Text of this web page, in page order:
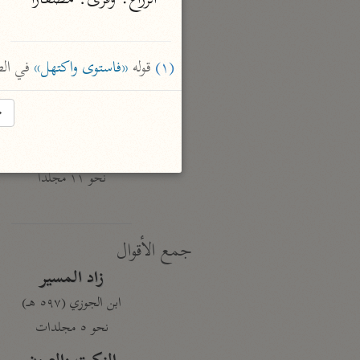
نحو ١٩ مجلدًا
القرطبي (٦٧١ هـ)
نحو ٢٤ مجلدًا
نحو ١١ مجلدًا
جمع الأقوال
زاد المسير
ابن الجوزي (٥٩٧ هـ)
نحو ٥ مجلدات
(١) قوله «فاستوى واكتهل» في